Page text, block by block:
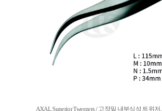
AXAL Superior Tweezers / 고정밀 내부식성 트위저,